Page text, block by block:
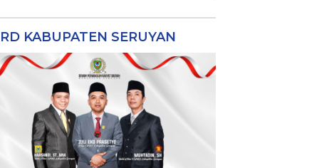
KABUPATEN SERUYAN